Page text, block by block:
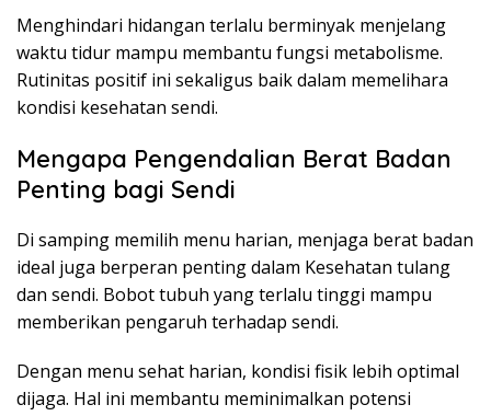
Menghindari hidangan terlalu berminyak menjelang
waktu tidur mampu membantu fungsi metabolisme.
Rutinitas positif ini sekaligus baik dalam memelihara
kondisi kesehatan sendi.
Mengapa Pengendalian Berat Badan
Penting bagi Sendi
Di samping memilih menu harian, menjaga berat badan
ideal juga berperan penting dalam Kesehatan tulang
dan sendi. Bobot tubuh yang terlalu tinggi mampu
memberikan pengaruh terhadap sendi.
Dengan menu sehat harian, kondisi fisik lebih optimal
dijaga. Hal ini membantu meminimalkan potensi